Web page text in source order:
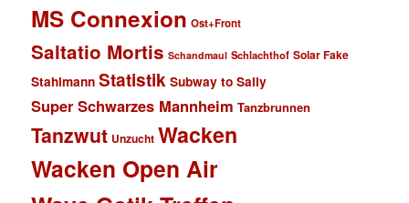
MS Connexion Ost+Front
Saltatio Mortis Schandmaul Schlachthof Solar Fake
Stahlmann Statistik Subway to Sally
Super Schwarzes Mannheim Tanzbrunnen
Tanzwut Unzucht Wacken
Wacken Open Air